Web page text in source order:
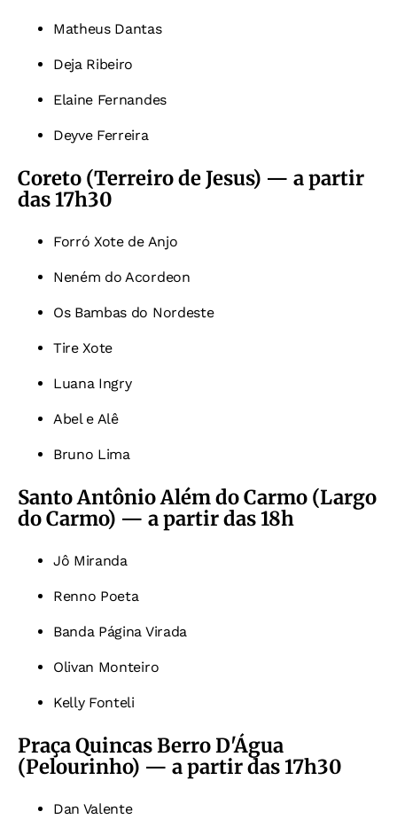
Matheus Dantas
Deja Ribeiro
Elaine Fernandes
Deyve Ferreira
Coreto (Terreiro de Jesus) — a partir
das 17h30
Forró Xote de Anjo
Neném do Acordeon
Os Bambas do Nordeste
Tire Xote
Luana Ingry
Abel e Alê
Bruno Lima
Santo Antônio Além do Carmo (Largo
do Carmo) — a partir das 18h
Jô Miranda
Renno Poeta
Banda Página Virada
Olivan Monteiro
Kelly Fonteli
Praça Quincas Berro D'Água
(Pelourinho) — a partir das 17h30
Dan Valente